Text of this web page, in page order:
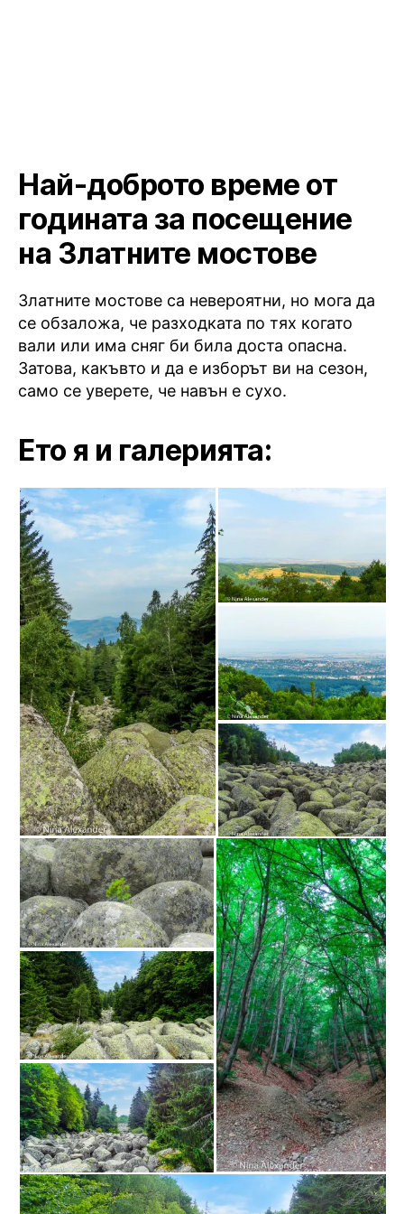
Най-доброто време от
годината за посещение
на Златните мостове
Златните мостове са невероятни, но мога да
се обзаложа, че разходката по тях когато
вали или има сняг би била доста опасна.
Затова, какъвто и да е изборът ви на сезон,
само се уверете, че навън е сухо.
Ето я и галерията: